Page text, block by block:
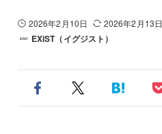
2026年2月10日 2026年2月13日
EXiST（イグジスト）